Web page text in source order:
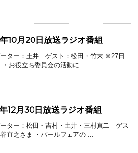
10月20日放送ラジオ番組
ター：土井 ゲスト：松田・竹末 ※27日
・お役立ち委員会の活動に ...
12月30日放送ラジオ番組
ター：松田・吉村・土井・三村真二 ゲス
谷直之さま ・パールフェアの ...